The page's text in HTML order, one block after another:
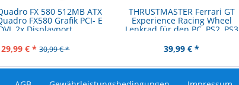
FX 580 512MB ATX
FX580 Grafik PCI- E
2x Displayport
29,99 € * 30,99 € *
THRUSTMASTER Ferrari GT
Experience Racing Wheel
Lenkrad für den PC, PS2, PS3
39,99 € *